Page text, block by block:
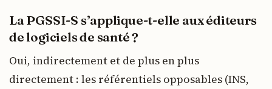
La PGSSI-S s’applique-t-elle aux éditeurs
de logiciels de santé ?
Oui, indirectement et de plus en plus
directement : les référentiels opposables (INS,